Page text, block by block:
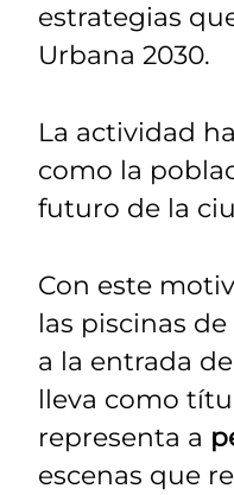
estrategias
Urbana 2030.
La actividad
como la
futuro de la
Con este
las piscinas
a la entrada
lleva como
representa a
escenas que